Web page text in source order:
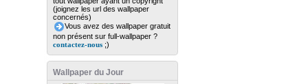
(joignez les url des wallpaper
concernés)
Vous avez des wallpaper gratuit
non présent sur full-wallpaper ?
contactez-nous;)
Wallpaper du Jour